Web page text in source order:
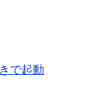
で起動